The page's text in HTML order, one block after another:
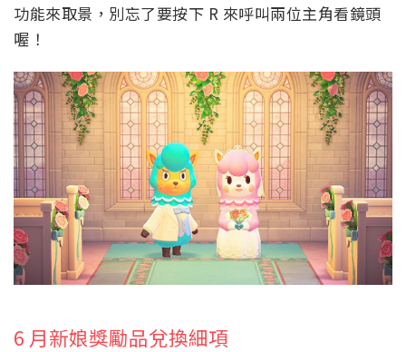
功能來取景，別忘了要按下 R 來呼叫兩位主角看鏡頭
喔！
6 月新娘獎勵品兌換細項